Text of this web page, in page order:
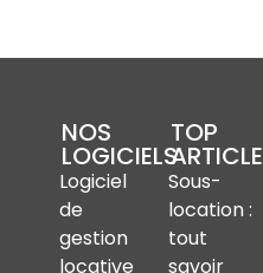
NOS
LOGICIELS
Logiciel
de
gestion
locative
TOP
ARTICLE
Sous-
location :
tout
savoir